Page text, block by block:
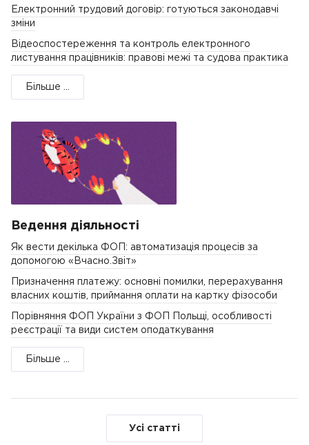
Електронний трудовий договір: готуються законодавчі
зміни
Відеоспостереження та контроль електронного
листування працівників: правові межі та судова практика
Більше ...
Ведення діяльності
Як вести декілька ФОП: автоматизація процесів за
допомогою «Вчасно.Звіт»
Призначення платежу: основні помилки, перерахування
власних коштів, приймання оплати на картку фізособи
Порівняння ФОП України з ФОП Польщі, особливості
реєстрації та види систем оподаткування
Більше ...
Усі статті